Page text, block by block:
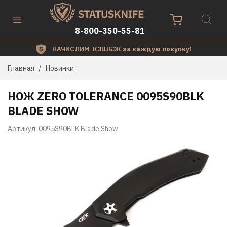
8-800-350-55-81
НАЧИСЛИМ КЭШБЭК за каждую покупку!
Главная Новинки
Артикул: 0095S90BLK Blade Show
НОЖ ZERO TOLERANCE 0095S90BLK
BLADE SHOW